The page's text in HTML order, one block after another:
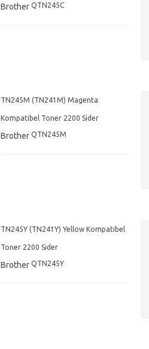
Brother QTN245C
TN245M (TN241M) Magenta
Kompatibel Toner 2200 Sider
Brother QTN245M
TN245Y (TN241Y) Yellow Kompatibel
Toner 2200 Sider
Brother QTN245Y